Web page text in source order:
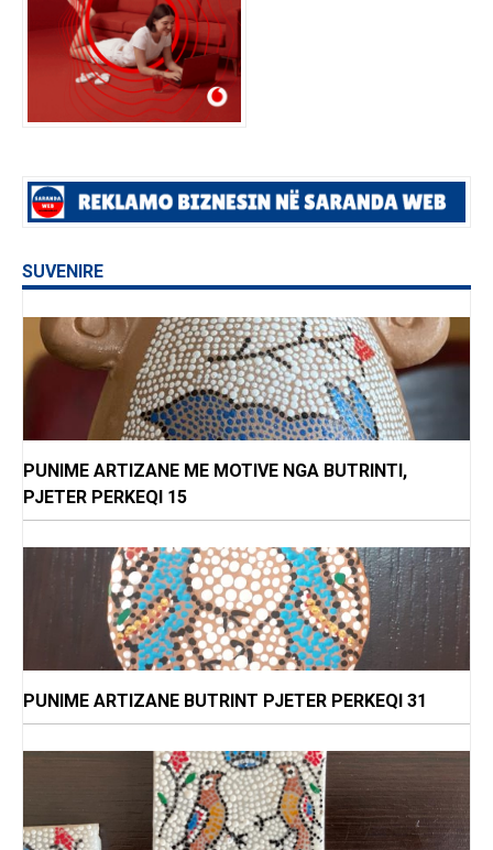
SUVENIRE
PUNIME ARTIZANE ME MOTIVE NGA BUTRINTI,
PJETER PERKEQI 15
PUNIME ARTIZANE BUTRINT PJETER PERKEQI 31